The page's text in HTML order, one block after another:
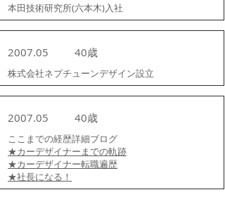
本田技術研究所(六本木)入社
2007.05 40歳
株式会社ネプチューンデザイン設立
2007.05 40歳
ここまでの経歴詳細ブログ
★カーデザイナーまでの軌跡
★カーデザイナー転職遍歴
★社長になる！